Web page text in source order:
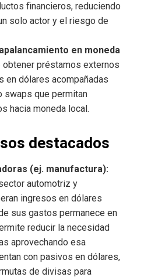
financieros, reduciendo
solo actor y el riesgo de
en moneda
obtener préstamos externos
en dólares acompañadas
swaps que permitan
hacia moneda local.
destacados
(ej. manufactura):
automotriz y
ingresos en dólares
sus gastos permanece en
reducir la necesidad
aprovechando esa
con pasivos en dólares,
de divisas para